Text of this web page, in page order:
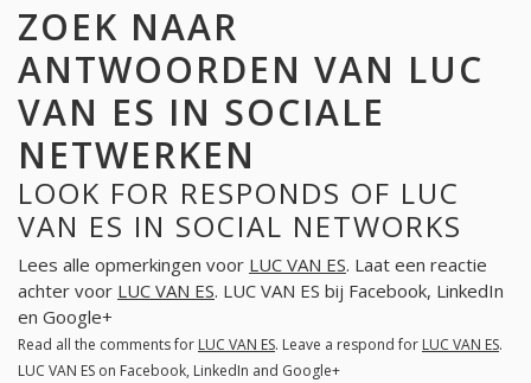
ZOEK NAAR
ANTWOORDEN VAN LUC
VAN ES IN SOCIALE
NETWERKEN
LOOK FOR RESPONDS OF LUC
VAN ES IN SOCIAL NETWORKS
Lees alle opmerkingen voor LUC VAN ES. Laat een reactie
achter voor LUC VAN ES. LUC VAN ES bij Facebook, LinkedIn
en Google+
Read all the comments for LUC VAN ES. Leave a respond for LUC VAN ES.
LUC VAN ES on Facebook, LinkedIn and Google+